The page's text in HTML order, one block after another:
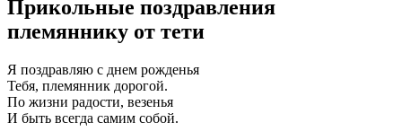
Прикольные поздравления
племяннику от тети
Я поздравляю с днем рожденья
Тебя, племянник дорогой.
По жизни радости, везенья
И быть всегда самим собой.